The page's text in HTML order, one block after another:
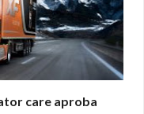
care aproba